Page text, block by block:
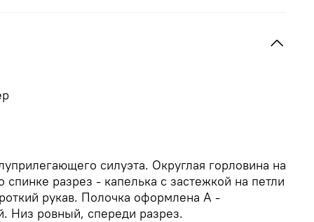
силуэта. Округлая горловина на
спинке разрез - капелька с застежкой на петли
рукав. Полочка оформлена А -
Низ ровный, спереди разрез.